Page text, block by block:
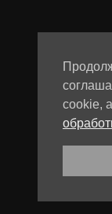
cookie,